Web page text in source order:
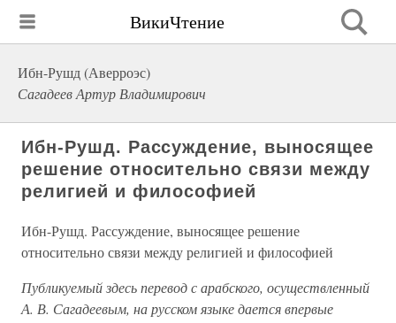
ВикиЧтение
Ибн-Рушд (Аверроэс)
Сагадеев Артур Владимирович
Ибн-Рушд. Рассуждение, выносящее
решение относительно связи между
религией и философией
Ибн-Рушд. Рассуждение, выносящее решение
относительно связи между религией и философией
Публикуемый здесь перевод с арабского, осуществленный
А. В. Сагадеевым, на русском языке дается впервые